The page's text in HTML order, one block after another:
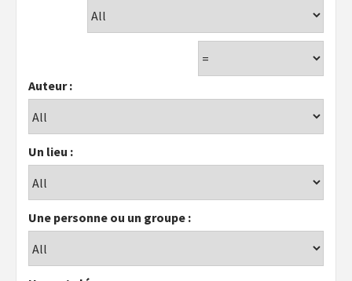
Auteur :
Un lieu :
Une personne ou un groupe :